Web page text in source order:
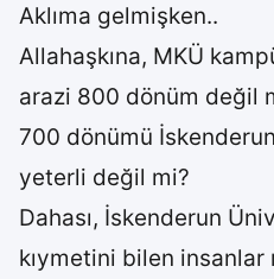
Aklıma gelmişken..
Allahaşkına, MKÜ
arazi 800 dönüm değil
700 dönümü
yeterli değil mi?
Dahası, İskenderun
kıymetini bilen insanlar